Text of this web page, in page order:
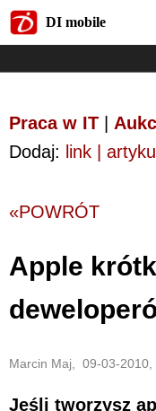
DI mobile
Praca w IT
Dodaj: link |
«POWRÓT
Apple
Marcin Maj, 09-03-2010,
Jeśli tworzysz
DI mobile